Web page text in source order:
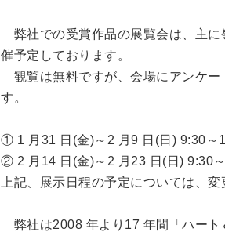
弊社での受賞作品の展覧会は、主に
催予定しております。
観覧は無料ですが、会場にアンケー
す。
① 1 月31 日(金)～2 月9 日(日) 9:30～
② 2 月14 日(金)～2 月23 日(日) 9:30
上記、展示日程の予定については、
弊社は2008 年より17 年間「ハート